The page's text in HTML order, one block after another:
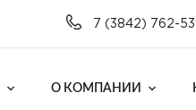
7 (3842) 762-
О КОМПАНИИ